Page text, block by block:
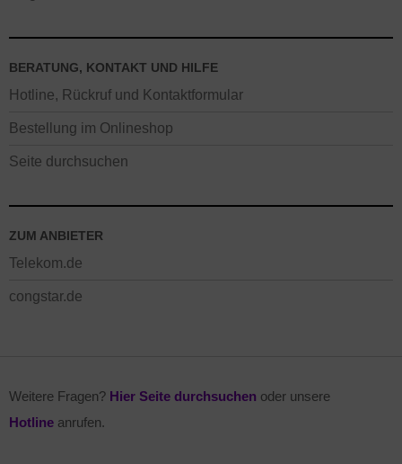
BERATUNG, KONTAKT UND HILFE
Hotline, Rückruf und Kontaktformular
Bestellung im Onlineshop
Seite durchsuchen
ZUM ANBIETER
Telekom.de
congstar.de
Weitere Fragen? Hier Seite durchsuchen oder unsere
Hotline anrufen.